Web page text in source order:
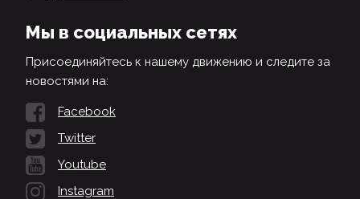
Мы в социальных сетях
Присоединяйтесь к нашему движению и следите за
новостями на:
Facebook
Twitter
Youtube
Instagram